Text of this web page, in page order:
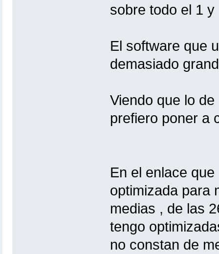
sobre todo el 1
El software que
demasiado
Viendo que lo
prefiero poner a
En el enlace
optimizada para
medias , de las
tengo
no constan de